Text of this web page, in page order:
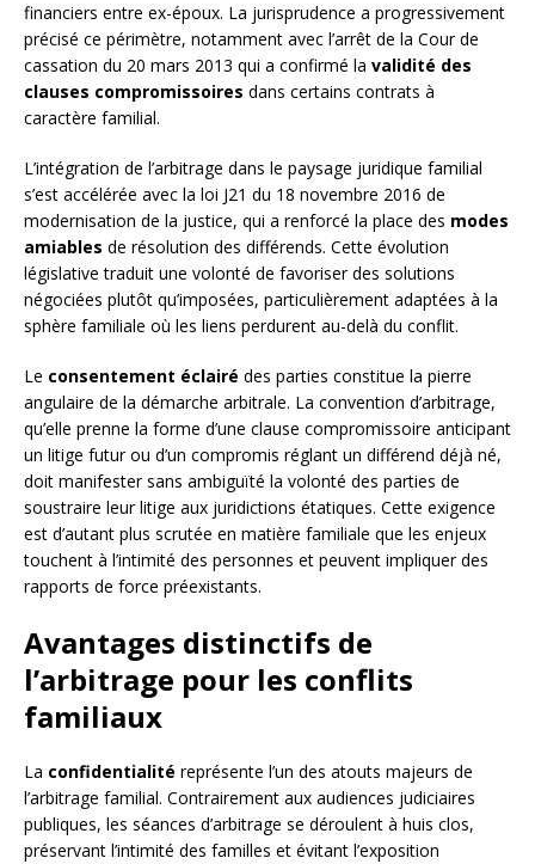
financiers entre ex-époux. La jurisprudence a progressivement
précisé ce périmètre, notamment avec l’arrêt de la Cour de
cassation du 20 mars 2013 qui a confirmé la validité des
clauses compromissoires dans certains contrats à
caractère familial.
L’intégration de l’arbitrage dans le paysage juridique familial
s’est accélérée avec la loi J21 du 18 novembre 2016 de
modernisation de la justice, qui a renforcé la place des modes
amiables de résolution des différends. Cette évolution
législative traduit une volonté de favoriser des solutions
négociées plutôt qu’imposées, particulièrement adaptées à la
sphère familiale où les liens perdurent au-delà du conflit.
Le consentement éclairé des parties constitue la pierre
angulaire de la démarche arbitrale. La convention d’arbitrage,
qu’elle prenne la forme d’une clause compromissoire anticipant
un litige futur ou d’un compromis réglant un différend déjà né,
doit manifester sans ambiguïté la volonté des parties de
soustraire leur litige aux juridictions étatiques. Cette exigence
est d’autant plus scrutée en matière familiale que les enjeux
touchent à l’intimité des personnes et peuvent impliquer des
rapports de force préexistants.
Avantages distinctifs de
l’arbitrage pour les conflits
familiaux
La confidentialité représente l’un des atouts majeurs de
l’arbitrage familial. Contrairement aux audiences judiciaires
publiques, les séances d’arbitrage se déroulent à huis clos,
préservant l’intimité des familles et évitant l’exposition